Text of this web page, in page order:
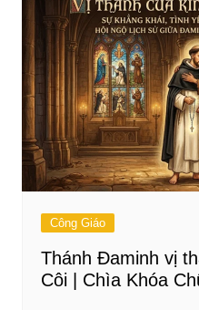
Công Giáo
Thánh Đaminh vị
Côi | Chìa Khóa